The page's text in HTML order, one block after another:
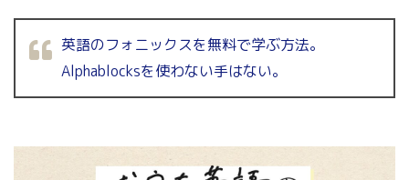
英語のフォニックスを無料で学ぶ方法。
Alphablocksを使わない手はない。